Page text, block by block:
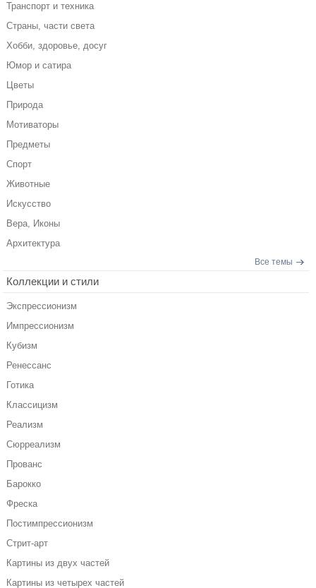
Транспорт и техника
Страны, части света
Хобби, здоровье, досуг
Юмор и сатира
Цветы
Природа
Мотиваторы
Предметы
Спорт
Животные
Искусство
Вера, Иконы
Архитектура
Все темы
Коллекции и стили
Экспрессионизм
Импрессионизм
Кубизм
Ренессанс
Готика
Классицизм
Реализм
Сюрреализм
Прованс
Барокко
Фреска
Постимпрессионизм
Стрит-арт
Картины из двух частей
Картины из четырех частей